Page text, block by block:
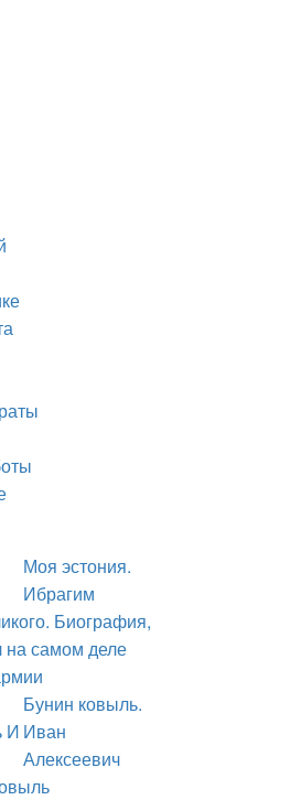
Моя эстония.
Ибрагим
Биография,
на самом деле
Бунин ковыль.
Иван
Алексеевич